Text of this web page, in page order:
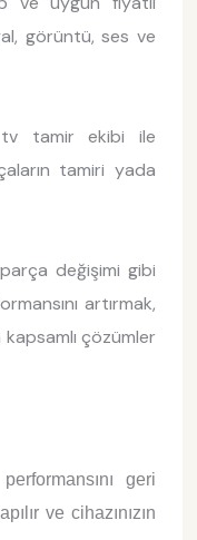
görüntü, ses ve
tv tamir ekibi ile
tamiri yada
değişimi gibi
artırmak,
çözümler
geri
ve cihazınızın